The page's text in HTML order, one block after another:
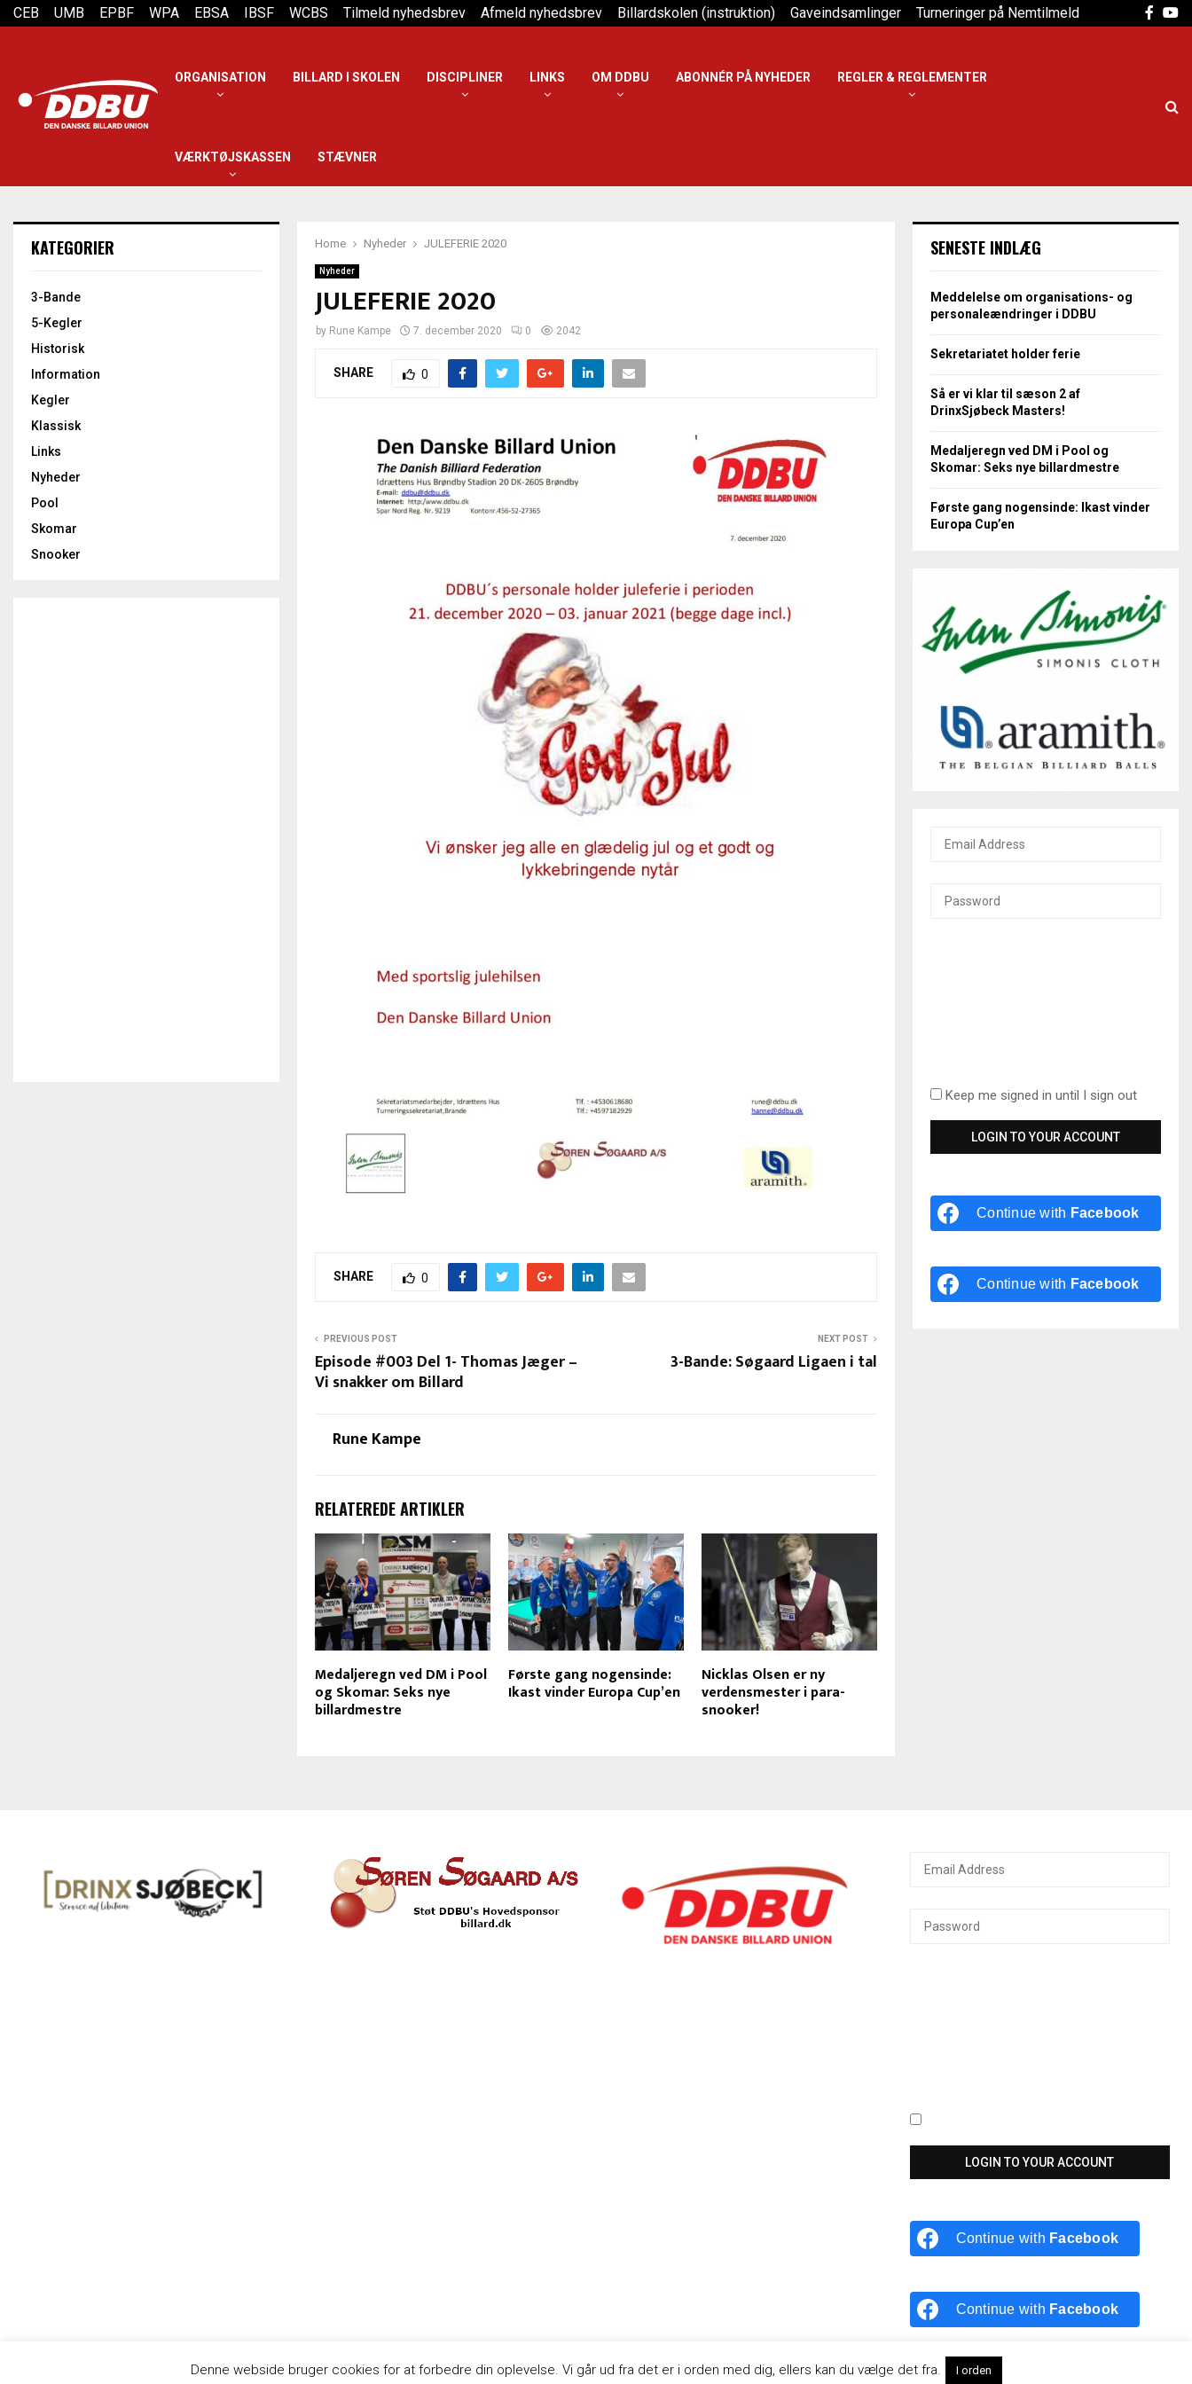
CEB UMB EPBF WPA EBSA IBSF WCBS Tilmeld nyhedsbrev Afmeld nyhedsbrev Billardskolen (instruktion) Gaveindsamlinger Turneringer på Nemtilmeld
ORGANISATION BILLARD I SKOLEN DISCIPLINER LINKS OM DDBU ABONNÉR PÅ NYHEDER REGLER & REGLEMENTER
VÆRKTØJSKASSEN STÆVNER
Home Nyheder JULEFERIE 2020
Nyheder
JULEFERIE 2020
by Rune Kampe 7. december 2020 0 2042
SHARE 0
SHARE 0
PREVIOUS POST
Episode #003 Del 1- Thomas Jæger –
Vi snakker om Billard
NEXT POST
3-Bande: Søgaard Ligaen i tal
Rune Kampe
RELATEREDE ARTIKLER
Medaljeregn ved DM i Pool
og Skomar: Seks nye
billardmestre
Første gang nogensinde:
Ikast vinder Europa Cup’en
Nicklas Olsen er ny
verdensmester i para-
snooker!
KATEGORIER
3-Bande
5-Kegler
Historisk
Information
Kegler
Klassisk
Links
Nyheder
Pool
Skomar
Snooker
SENESTE INDLÆG
Meddelelse om organisations- og
personaleændringer i DDBU
Sekretariatet holder ferie
Så er vi klar til sæson 2 af
DrinxSjøbeck Masters!
Medaljeregn ved DM i Pool og
Skomar: Seks nye billardmestre
Første gang nogensinde: Ikast vinder
Europa Cup’en
Keep me signed in until I sign out
Continue with Facebook
Continue with Facebook
Keep me signed in until I sign out
Continue with Facebook
Continue with Facebook
© 2020 - Den Danske Billard Union
Denne webside bruger cookies for at forbedre din oplevelse. Vi går ud fra det er i orden med dig, ellers kan du vælge det fra. I orden